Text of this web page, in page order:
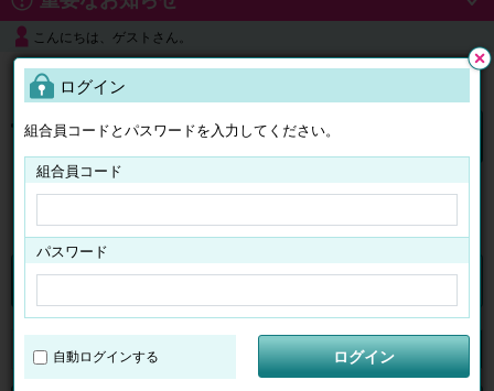
こんにちは、ゲストさん。
よくある質問
ログイン
くらしのサービス マイページ
検索
ログイン
組合員コードとパスワードを入力してください。
組合員コード
パスワード
自動ログインする ログイン